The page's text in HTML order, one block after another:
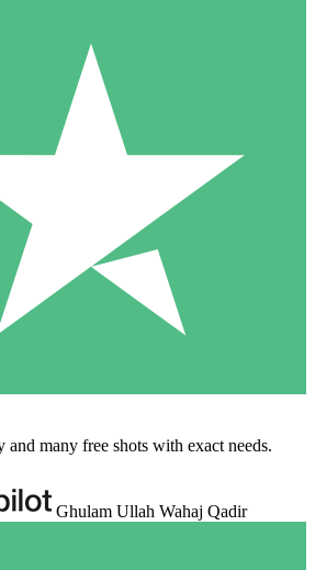
and many free shots with exact needs.
Ghulam Ullah Wahaj Qadir